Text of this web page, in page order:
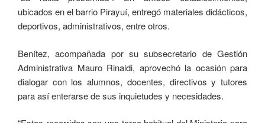
ubicados en el barrio Pirayuí, entregó materiales didácticos,
deportivos, administrativos, entre otros.
Benítez, acompañada por su subsecretario de Gestión
Administrativa Mauro Rinaldi, aprovechó la ocasión para
dialogar con los alumnos, docentes, directivos y tutores
para así enterarse de sus inquietudes y necesidades.